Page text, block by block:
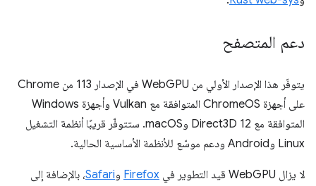
دعم المتصفح
يتوفّر هذا الإصدار الأولي من WebGPU في الإصدار 113 من Chrome
على أجهزة ChromeOS المتوافقة مع Vulkan وأجهزة Windows
المتوافقة مع Direct3D 12 وmacOS. ستتوفّر قريبًا أنظمة التشغيل
Linux وAndroid ودعم موسّع للأنظمة الأساسية الحالية.
لا يزال WebGPU قيد التطوير في Firefox وSafari، بالإضافة إلى